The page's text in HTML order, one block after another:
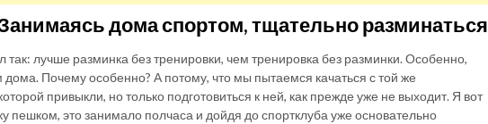
дома спортом, тщательно разминаться
так: лучше разминка без тренировки, чем тренировка без разминки. Особенно,
Почему особенно? А потому, что мы пытаемся качаться с той же
привыкли, но только подготовиться к ней, как прежде уже не выходит. Я вот
пешком, это занимало полчаса и дойдя до спортклуба уже основательно